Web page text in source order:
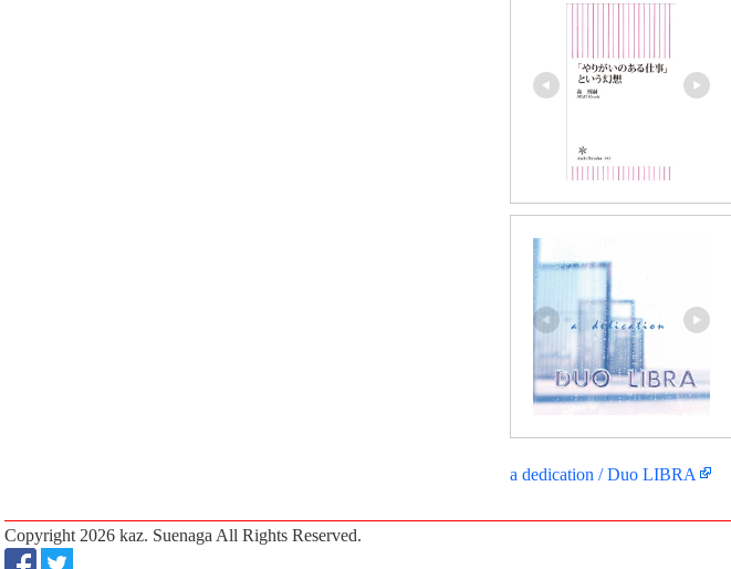
a dedication / Duo LIBRA
Copyright 2026 kaz. Suenaga All Rights Reserved.